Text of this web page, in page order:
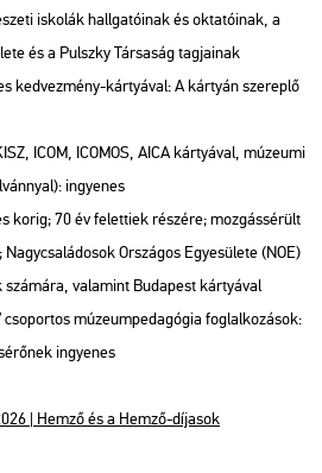
iskolák hallgatóinak és oktatóinak, a
és a Pulszky Társaság tagjainak
kedvezmény-kártyával: A kártyán szereplő
ICOM, ICOMOS, AICA kártyával, múzeumi
ingyenes
korig; 70 év felettiek részére; mozgássérült
Országos Egyesülete (NOE)
valamint Budapest kártyával
csoportos múzeumpedagógia foglalkozások:
ingyenes
| Hemző és a Hemző-díjasok